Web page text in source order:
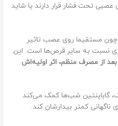
تحت فشار قرار دارند یا شاید
مستقیما روی عصب تاثیر
نسبت به سایر قرص‌ها است. این
از مصرف منظم، اثر اولیه‌اش
گاباپنتین شب‌ها کمک می‌کند
کمتر بیدارشان کند.